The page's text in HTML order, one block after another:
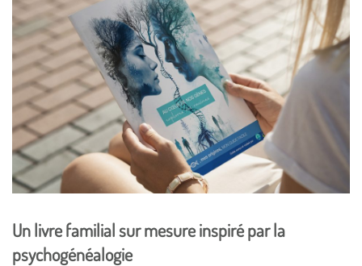
Un livre familial sur mesure inspiré par la
psychogénéalogie